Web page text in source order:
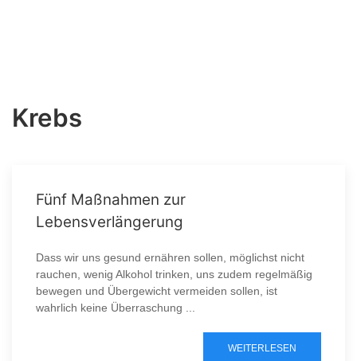
Krebs
Fünf Maßnahmen zur
Lebensverlängerung
Dass wir uns gesund ernähren sollen, möglichst nicht
rauchen, wenig Alkohol trinken, uns zudem regelmäßig
bewegen und Übergewicht vermeiden sollen, ist
wahrlich keine Überraschung ...
WEITERLESEN